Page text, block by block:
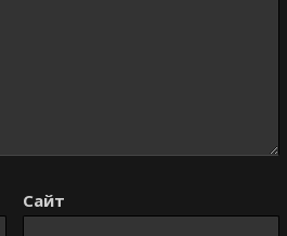
Сайт